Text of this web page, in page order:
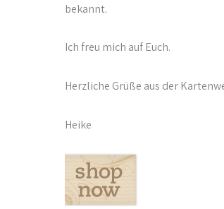
bekannt.
Ich freu mich auf Euch.
Herzliche Grüße aus der
Heike